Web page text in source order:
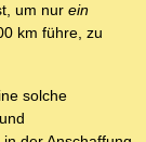
um nur ein
km führe, zu
solche